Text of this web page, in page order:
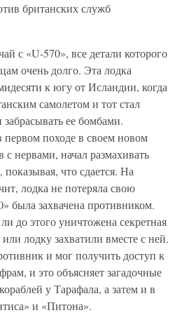
британских служб
с «U-570», все детали которого
очень долго. Эта лодка
к югу от Исландии, когда
самолетом и тот стал
ее бомбами.
походе в своем новом
с нервами, начал размахивать
что сдается. На
лодка не потеряла свою
была захвачена противником.
до этого уничтожена секретная
лодку захватили вместе с ней.
и мог получить доступ к
и это объясняет загадочные
у Тарафала, а затем и в
и «Питона».